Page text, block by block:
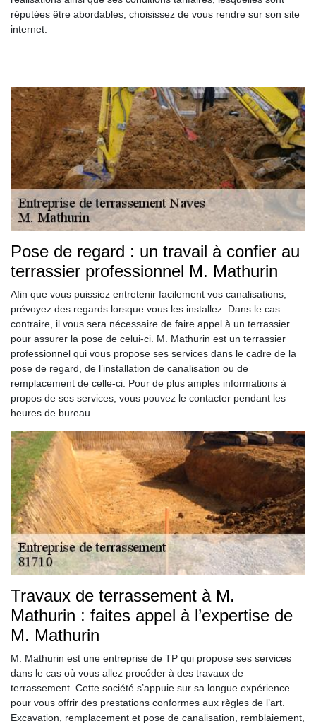
réputées être abordables, choisissez de vous rendre sur son site
internet.
Pose de regard : un travail à confier au
terrassier professionnel M. Mathurin
Afin que vous puissiez entretenir facilement vos canalisations,
prévoyez des regards lorsque vous les installez. Dans le cas
contraire, il vous sera nécessaire de faire appel à un terrassier
pour assurer la pose de celui-ci. M. Mathurin est un terrassier
professionnel qui vous propose ses services dans le cadre de la
pose de regard, de l’installation de canalisation ou de
remplacement de celle-ci. Pour de plus amples informations à
propos de ses services, vous pouvez le contacter pendant les
heures de bureau.
Travaux de terrassement à M.
Mathurin : faites appel à l’expertise de
M. Mathurin
M. Mathurin est une entreprise de TP qui propose ses services
dans le cas où vous allez procéder à des travaux de
terrassement. Cette société s’appuie sur sa longue expérience
pour vous offrir des prestations conformes aux règles de l’art.
Excavation, remplacement et pose de canalisation, remblaiement,